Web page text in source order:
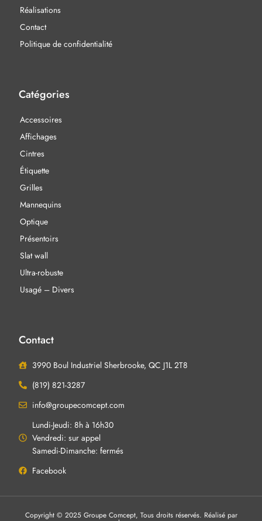
Réalisations
Contact
Politique de confidentialité
Catégories
Accessoires
Affichages
Cintres
Étiquette
Grilles
Mannequins
Optique
Présentoirs
Slat wall
Ultra-robuste
Usagé – Divers
Contact
3990 Boul Industriel Sherbrooke, QC J1L 2T8
(819) 821-3287
info@groupecomcept.com
Lundi-Jeudi: 8h à 16h30
Vendredi: sur appel
Samedi-Dimanche: fermés
Facebook
Copyright © 2025 Groupe Comcept, Tous droits réservés. Réalisé par